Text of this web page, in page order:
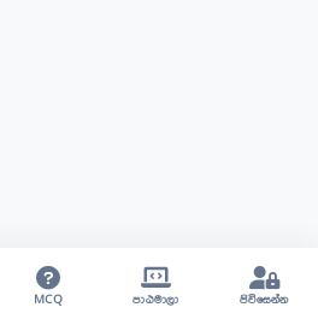
MCQ පාඨමාලා පිවිසෙන්න